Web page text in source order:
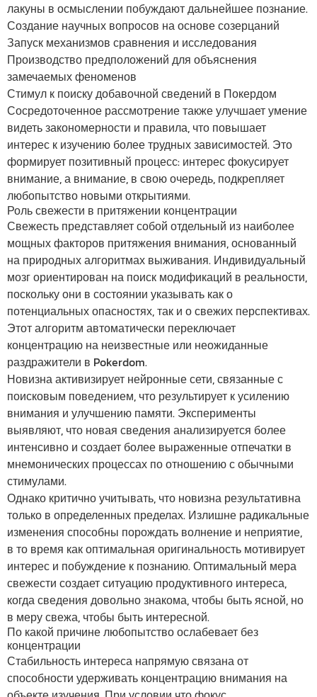
лакуны в осмыслении побуждают дальнейшее познание.
Создание научных вопросов на основе созерцаний
Запуск механизмов сравнения и исследования
Производство предположений для объяснения
замечаемых феноменов
Стимул к поиску добавочной сведений в Покердом
Сосредоточенное рассмотрение также улучшает умение
видеть закономерности и правила, что повышает
интерес к изучению более трудных зависимостей. Это
формирует позитивный процесс: интерес фокусирует
внимание, а внимание, в свою очередь, подкрепляет
любопытство новыми открытиями.
Роль свежести в притяжении концентрации
Свежесть представляет собой отдельный из наиболее
мощных факторов притяжения внимания, основанный
на природных алгоритмах выживания. Индивидуальный
мозг ориентирован на поиск модификаций в реальности,
поскольку они в состоянии указывать как о
потенциальных опасностях, так и о свежих перспективах.
Этот алгоритм автоматически переключает
концентрацию на неизвестные или неожиданные
раздражители в Pokerdom.
Новизна активизирует нейронные сети, связанные с
поисковым поведением, что результирует к усилению
внимания и улучшению памяти. Эксперименты
выявляют, что новая сведения анализируется более
интенсивно и создает более выраженные отпечатки в
мнемонических процессах по отношению с обычными
стимулами.
Однако критично учитывать, что новизна результативна
только в определенных пределах. Излишне радикальные
изменения способны порождать волнение и неприятие,
в то время как оптимальная оригинальность мотивирует
интерес и побуждение к познанию. Оптимальный мера
свежести создает ситуацию продуктивного интереса,
когда сведения довольно знакома, чтобы быть ясной, но
в меру свежа, чтобы быть интересной.
По какой причине любопытство ослабевает без
концентрации
Стабильность интереса напрямую связана от
способности удерживать концентрацию внимания на